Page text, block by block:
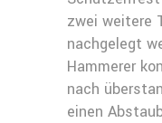
zwei weitere
nachgelegt
Hammerer
nach
einen